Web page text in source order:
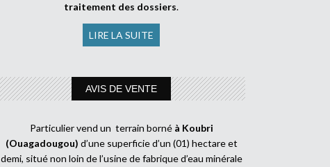
traitement des dossiers.
LIRE LA SUITE
AVIS DE VENTE
Particulier vend un terrain borné à Koubri
(Ouagadougou) d’une superficie d’un (01) hectare et
demi, situé non loin de l’usine de fabrique d’eau minérale